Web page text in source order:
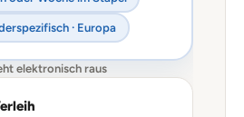
· Europa
elektronisch raus